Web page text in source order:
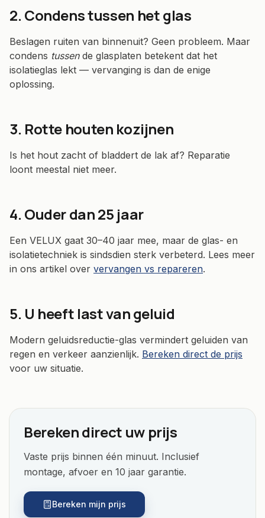
2. Condens tussen het glas
Beslagen ruiten van binnenuit? Geen probleem. Maar
condens tussende glasplaten betekent dat het
isolatieglas lekt — vervanging is dan de enige
oplossing.
3. Rotte houten kozijnen
Is het hout zacht of bladdert de lak af? Reparatie
loont meestal niet meer.
4. Ouder dan 25 jaar
Een VELUX gaat 30–40 jaar mee, maar de glas- en
isolatietechniek is sindsdien sterk verbeterd. Lees meer
in ons artikel over vervangen vs repareren.
5. U heeft last van geluid
Modern geluidsreductie-glas vermindert geluiden van
regen en verkeer aanzienlijk. Bereken direct de prijs
voor uw situatie.
Bereken direct uw prijs
Vaste prijs binnen één minuut. Inclusief
montage, afvoer en 10 jaar garantie.
Bereken mijn prijs